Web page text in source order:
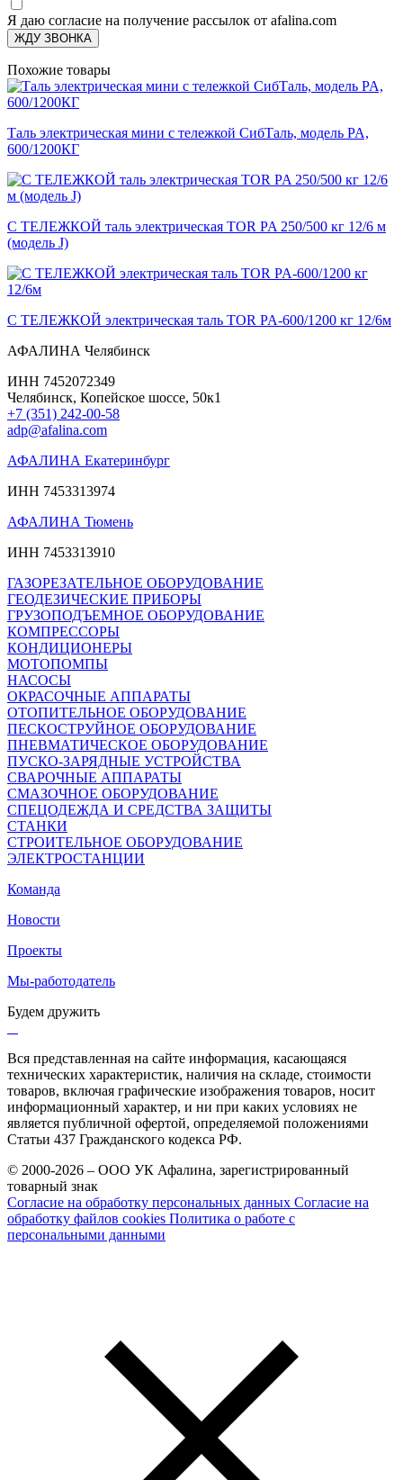
Я даю согласие на получение рассылок от afalina.com
ЖДУ ЗВОНКА
Похожие товары
Таль электрическая мини с тележкой СибТаль, модель PA,
600/1200КГ
С ТЕЛЕЖКОЙ таль электрическая TOR PA 250/500 кг 12/6 м
(модель J)
С ТЕЛЕЖКОЙ электрическая таль TOR PA-600/1200 кг 12/6м
АФАЛИНА Челябинск
ИНН 7452072349
Челябинск, Копейское шоссе, 50к1
+7 (351) 242-00-58
adp@afalina.com
АФАЛИНА Екатеринбург
ИНН 7453313974
АФАЛИНА Тюмень
ИНН 7453313910
ГАЗОРЕЗАТЕЛЬНОЕ ОБОРУДОВАНИЕ
ГЕОДЕЗИЧЕСКИЕ ПРИБОРЫ
ГРУЗОПОДЪЕМНОЕ ОБОРУДОВАНИЕ
КОМПРЕССОРЫ
КОНДИЦИОНЕРЫ
МОТОПОМПЫ
НАСОСЫ
ОКРАСОЧНЫЕ АППАРАТЫ
ОТОПИТЕЛЬНОЕ ОБОРУДОВАНИЕ
ПЕСКОСТРУЙНОЕ ОБОРУДОВАНИЕ
ПНЕВМАТИЧЕСКОЕ ОБОРУДОВАНИЕ
ПУСКО-ЗАРЯДНЫЕ УСТРОЙСТВА
СВАРОЧНЫЕ АППАРАТЫ
СМАЗОЧНОЕ ОБОРУДОВАНИЕ
СПЕЦОДЕЖДА И СРЕДСТВА ЗАЩИТЫ
СТАНКИ
СТРОИТЕЛЬНОЕ ОБОРУДОВАНИЕ
ЭЛЕКТРОСТАНЦИИ
Команда
Новости
Проекты
Мы-работодатель
Будем дружить
Вся представленная на сайте информация, касающаяся
технических характеристик, наличия на складе, стоимости
товаров, включая графические изображения товаров, носит
информационный характер, и ни при каких условиях не
является публичной офертой, определяемой положениями
Статьи 437 Гражданского кодекса РФ.
© 2000-2026 – ООО УК Афалина, зарегистрированный
товарный знак
Согласие на обработку персональных данных Согласие на
обработку файлов cookies Политика о работе с
персональными данными